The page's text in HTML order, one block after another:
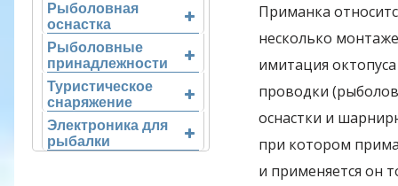
Рыболовная
оснастка
Рыболовные
принадлежности
Туристическое
снаряжение
Электроника для
рыбалки
Приманка
несколько
имитация
проводки
оснастки и
при котором
и применяется он